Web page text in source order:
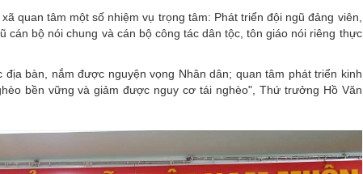
quan tâm một số nhiệm vụ trọng tâm: Phát triển đội ngũ đảng viên,
bộ nói chung và cán bộ công tác dân tộc, tôn giáo nói riêng thực
bàn, nắm được nguyện vọng Nhân dân; quan tâm phát triển kinh
bền vững và giảm được nguy cơ tái nghèo", Thứ trưởng Hồ Văn